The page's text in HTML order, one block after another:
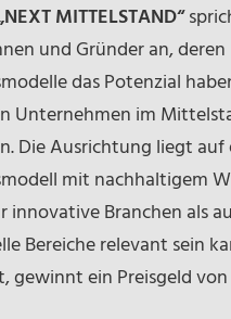
MITTELSTAND“
und Gründer an, deren
das Potenzial
Unternehmen im
Die Ausrichtung liegt auf
mit nachhaltigem
innovative Branchen als
Bereiche relevant sein
gewinnt ein Preisgeld von